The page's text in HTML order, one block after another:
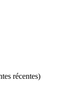
récentes)